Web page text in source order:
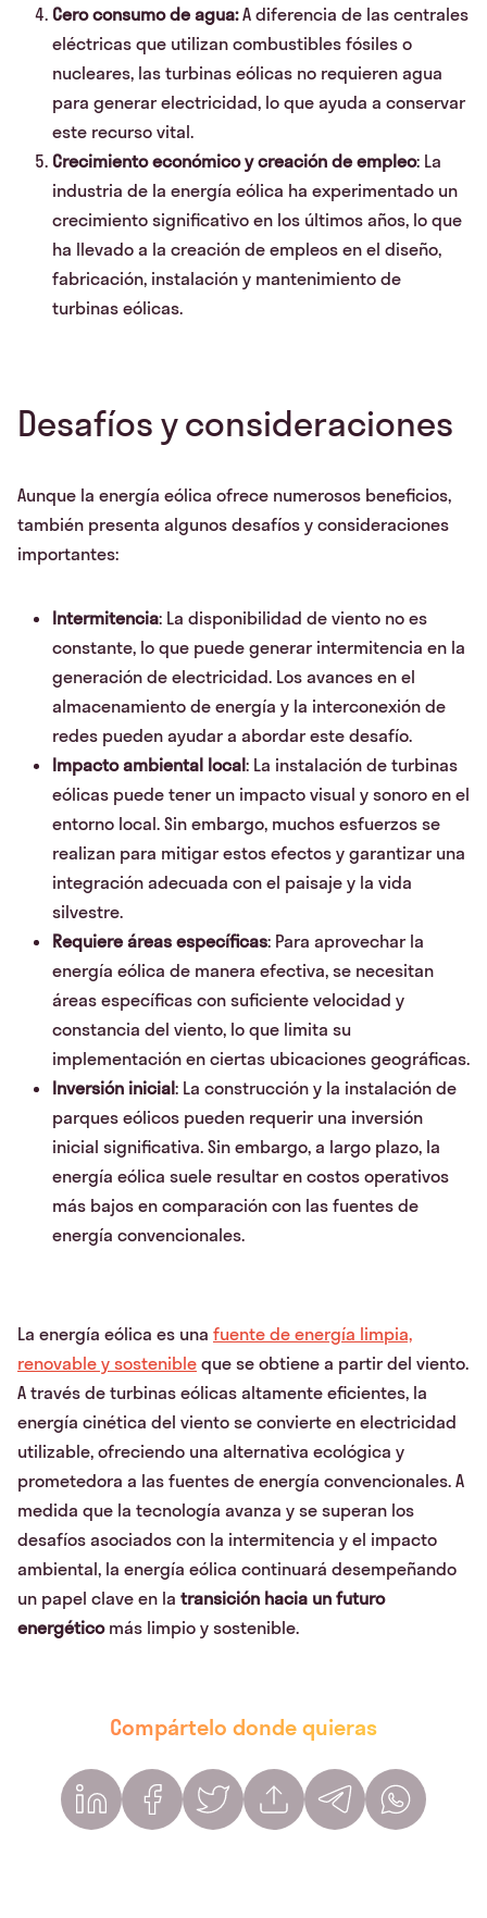
Cero consumo de agua:A diferencia de las centrales
eléctricas que utilizan combustibles fósiles o
nucleares, las turbinas eólicas no requieren agua
para generar electricidad, lo que ayuda a conservar
este recurso vital.
Crecimiento económico y creación de empleo: La
industria de la energía eólica ha experimentado un
crecimiento significativo en los últimos años, lo que
ha llevado a la creación de empleos en el diseño,
fabricación, instalación y mantenimiento de
turbinas eólicas.
Desafíos y consideraciones
Aunque la energía eólica ofrece numerosos beneficios,
también presenta algunos desafíos y consideraciones
importantes:
Intermitencia: La disponibilidad de viento no es
constante, lo que puede generar intermitencia en la
generación de electricidad. Los avances en el
almacenamiento de energía y la interconexión de
redes pueden ayudar a abordar este desafío.
Impacto ambiental local: La instalación de turbinas
eólicas puede tener un impacto visual y sonoro en el
entorno local. Sin embargo, muchos esfuerzos se
realizan para mitigar estos efectos y garantizar una
integración adecuada con el paisaje y la vida
silvestre.
Requiere áreas específicas: Para aprovechar la
energía eólica de manera efectiva, se necesitan
áreas específicas con suficiente velocidad y
constancia del viento, lo que limita su
implementación en ciertas ubicaciones geográficas.
Inversión inicial: La construcción y la instalación de
parques eólicos pueden requerir una inversión
inicial significativa. Sin embargo, a largo plazo, la
energía eólica suele resultar en costos operativos
más bajos en comparación con las fuentes de
energía convencionales.
La energía eólica es una fuente de energía limpia,
renovable y sostenible que se obtiene a partir del viento.
A través de turbinas eólicas altamente eficientes, la
energía cinética del viento se convierte en electricidad
utilizable, ofreciendo una alternativa ecológica y
prometedora a las fuentes de energía convencionales. A
medida que la tecnología avanza y se superan los
desafíos asociados con la intermitencia y el impacto
ambiental, la energía eólica continuará desempeñando
un papel clave en la transición hacia un futuro
energéticomás limpio y sostenible.
Compártelo donde quieras